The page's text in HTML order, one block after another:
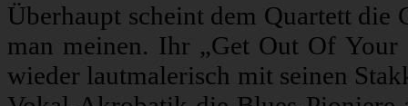
Überhaupt scheint dem Quartett die
man meinen. Ihr „Get Out Of Your
wieder lautmalerisch mit seinen